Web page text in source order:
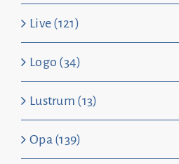
Live (121)
Logo (34)
Lustrum (13)
Opa (139)